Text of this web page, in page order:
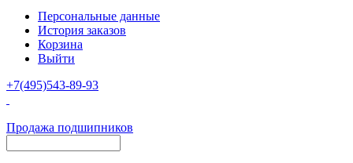
Персональные данные
История заказов
Корзина
Выйти
+7(495)543-89-93
Продажа подшипников